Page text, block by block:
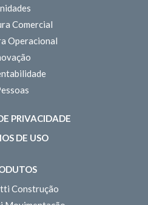
Comercial
Operacional
PRIVACIDADE
DE USO
Construção